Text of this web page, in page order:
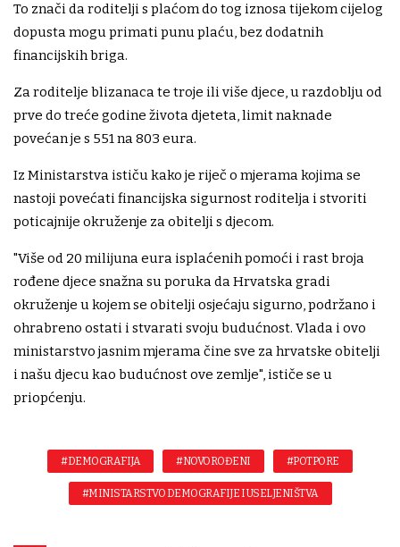
To znači da roditelji s plaćom do tog iznosa tijekom cijelog
dopusta mogu primati punu plaću, bez dodatnih
financijskih briga.
Za roditelje blizanaca te troje ili više djece, u razdoblju od
prve do treće godine života djeteta, limit naknade
povećan je s 551 na 803 eura.
Iz Ministarstva ističu kako je riječ o mjerama kojima se
nastoji povećati financijska sigurnost roditelja i stvoriti
poticajnije okruženje za obitelji s djecom.
"Više od 20 milijuna eura isplaćenih pomoći i rast broja
rođene djece snažna su poruka da Hrvatska gradi
okruženje u kojem se obitelji osjećaju sigurno, podržano i
ohrabreno ostati i stvarati svoju budućnost. Vlada i ovo
ministarstvo jasnim mjerama čine sve za hrvatske obitelji
i našu djecu kao budućnost ove zemlje", ističe se u
priopćenju.
#DEMOGRAFIJA #NOVOROĐENI #POTPORE
#MINISTARSTVO DEMOGRAFIJE I USELJENIŠTVA